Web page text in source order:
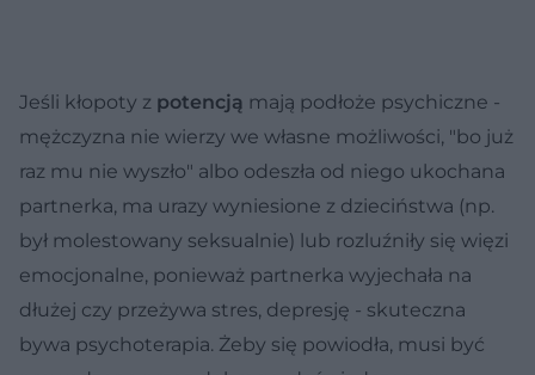
Jeśli kłopoty z potencją mają podłoże psychiczne -
mężczyzna nie wierzy we własne możliwości, "bo już
raz mu nie wyszło" albo odeszła od niego ukochana
partnerka, ma urazy wyniesione z dzieciństwa (np.
był molestowany seksualnie) lub rozluźniły się więzi
emocjonalne, ponieważ partnerka wyjechała na
dłużej czy przeżywa stres, depresję - skuteczna
bywa psychoterapia. Żeby się powiodła, musi być